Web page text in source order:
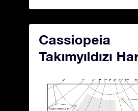
Cassiopeia
Takımyıldızı